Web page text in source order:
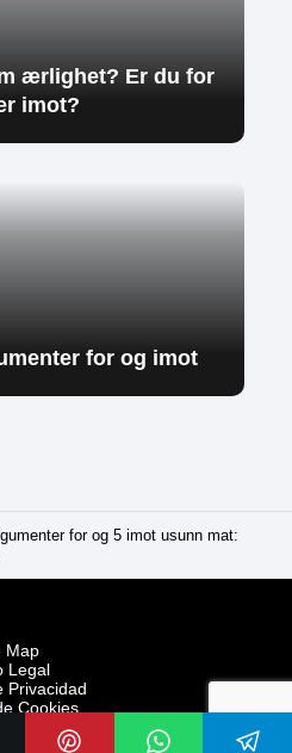
ærlighet? Er du for
imot?
for og imot
for og 5 imot usunn mat:
Map
Legal
Privacidad
Cookies